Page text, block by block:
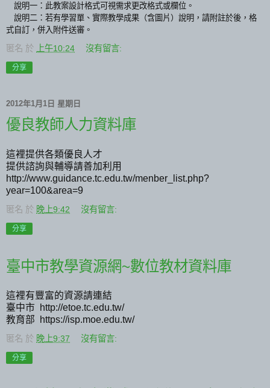
說明一：此教案設計格式可視需求更改格式或欄位。
說明二：若有學習單、實際教學成果（含圖片）說明，請附註於後，格
式自訂，併入附件送審。
匿名 於 上午10:24 沒有留言:
分享
2012年1月1日 星期日
優良教師人力資料庫
這裡提供各類優良人才
提供諮詢與輔導請善加利用
http://www.guidance.tc.edu.tw/menber_list.php?
year=100&area=9
匿名 於 晚上9:42 沒有留言:
分享
臺中市教學資源網~數位教材資料庫
這裡有豐富的資源請連結
臺中市 http://etoe.tc.edu.tw/
教育部 https://isp.moe.edu.tw/
匿名 於 晚上9:37 沒有留言:
分享